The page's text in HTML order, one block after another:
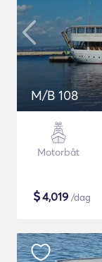
M/B 108
Motorbåt
$4,019 /dag